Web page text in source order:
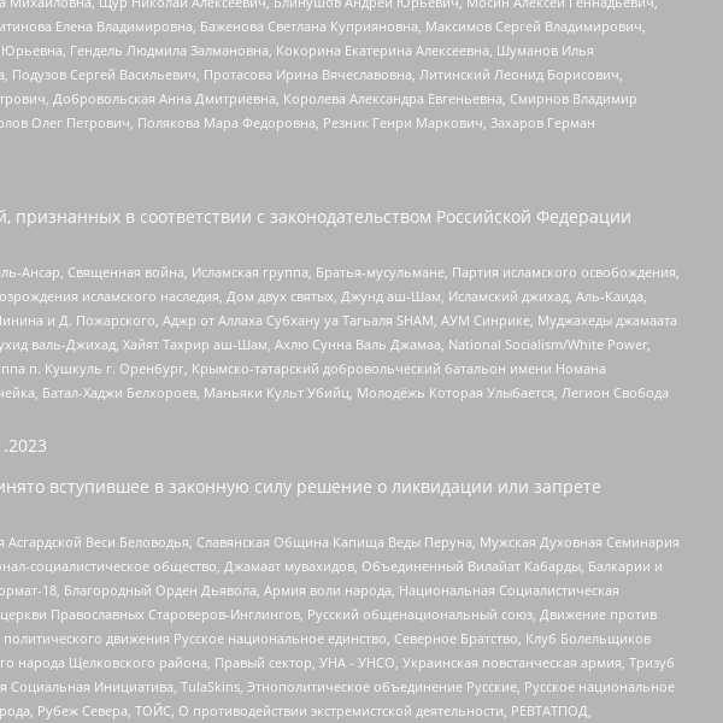
Елена Владимировна, Баженова Светлана Куприяновна, Максимов Сергей Владимирович,
Гендель Людмила Залмановна, Кокорина Екатерина Алексеевна, Шуманов Илья
Сергей Васильевич, Протасова Ирина Вячеславовна, Литинский Леонид Борисович,
Добровольская Анна Дмитриевна, Королева Александра Евгеньевна, Смирнов Владимир
Олег Петрович, Полякова Мара Федоровна, Резник Генри Маркович, Захаров Герман
в соответствии с законодательством Российской Федерации
Священная война, Исламская группа, Братья-мусульмане, Партия исламского освобождения,
исламского наследия, Дом двух святых, Джунд аш-Шам, Исламский джихад, Аль-Каида,
и Д. Пожарского, Аджр от Аллаха Субхану уа Тагьаля SHAM, АУМ Синрике, Муджахеды джамаата
валь-Джихад, Хайят Тахрир аш-Шам, Ахлю Сунна Валь Джамаа, National Socialism/White Power,
п. Кушкуль г. Оренбург, Крымско-татарский добровольческий батальон имени Номана
Батал-Хаджи Белхороев, Маньяки Культ Убийц, Молодёжь Которая Улыбается, Легион Свобода
вступившее в законную силу решение о ликвидации или запрете
Веси Беловодья, Славянская Община Капища Веды Перуна, Мужская Духовная Семинария
социалистическое общество, Джамаат мувахидов, Объединенный Вилайат Кабарды, Балкарии и
18, Благородный Орден Дьявола, Армия воли народа, Национальная Социалистическая
Православных Староверов-Инглингов, Русский общенациональный союз, Движение против
движения Русское национальное единство, Северное Братство, Клуб Болельщиков
Щелковского района, Правый сектор, УНА - УНСО, Украинская повстанческая армия, Тризуб
Инициатива, TulaSkins, Этнополитическое объединение Русские, Русское национальное
Рубеж Севера, ТОЙС, О противодействии экстремистской деятельности, РЕВТАТПОД,